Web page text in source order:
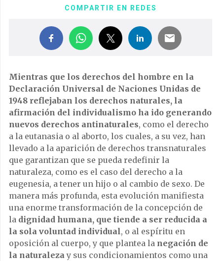
COMPARTIR EN REDES
Mientras que los derechos del hombre en la
Declaración Universal de Naciones Unidas de
1948 reflejaban los derechos naturales, la
afirmación del individualismo ha ido generando
nuevos derechos antinaturales, como el derecho
a la eutanasia o al aborto, los cuales, a su vez, han
llevado a la aparición de derechos transnaturales
que garantizan que se pueda redefinir la
naturaleza, como es el caso del derecho a la
eugenesia, a tener un hijo o al cambio de sexo. De
manera más profunda, esta evolución manifiesta
una enorme transformación de la concepción de
la dignidad humana, que tiende a ser reducida a
la sola voluntad individual, o al espíritu en
oposición al cuerpo, y que plantea la negación de
la naturalezay sus condicionamientos como una